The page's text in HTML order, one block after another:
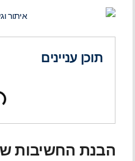
תוכן עניינים
הבנת החשיבות